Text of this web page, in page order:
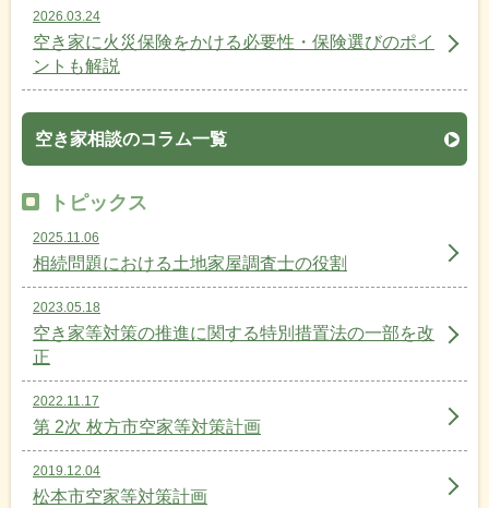
2026.03.24
空き家に火災保険をかける必要性・保険選びのポイ
ントも解説
空き家相談のコラム一覧
トピックス
2025.11.06
相続問題における土地家屋調査士の役割
2023.05.18
空き家等対策の推進に関する特別措置法の一部を改
正
2022.11.17
第 2次 枚方市空家等対策計画
2019.12.04
松本市空家等対策計画